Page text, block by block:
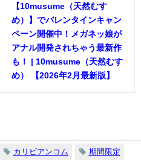
【10musume（天然むす
め）】でバレンタインキャン
ペーン開催中！メガネッ娘が
アナル開発されちゃう最新作
も！ | 10musume（天然むす
め） 【2026年2月最新版】
カリビアンコム 期間限定